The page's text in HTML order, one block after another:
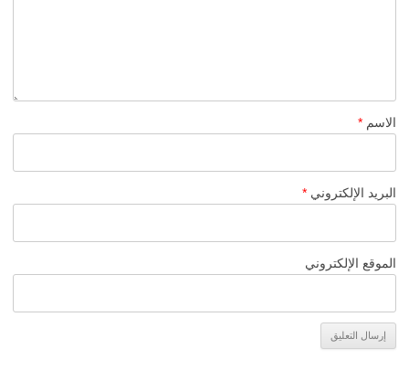
الاسم *
البريد الإلكتروني *
الموقع الإلكتروني